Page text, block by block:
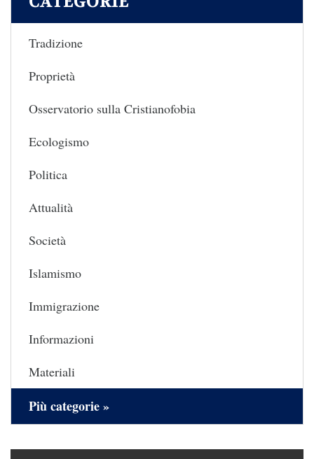
Tradizione
Proprietà
Osservatorio sulla Cristianofobia
Ecologismo
Politica
Attualità
Società
Islamismo
Immigrazione
Informazioni
Materiali
Più categorie »